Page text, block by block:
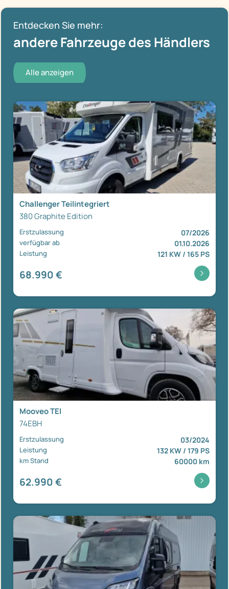
Entdecken Sie mehr:
andere Fahrzeuge des Händlers
Alle anzeigen
Challenger Teilintegriert
380 Graphite Edition
Erstzulassung 07/2026
verfügbar ab 01.10.2026
Leistung 121 KW / 165 PS
68.990 €
Mooveo TEI
74EBH
Erstzulassung 03/2024
Leistung 132 KW / 179 PS
km Stand 60000 km
62.990 €